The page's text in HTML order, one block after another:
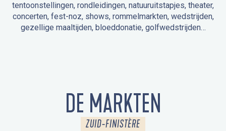
tentoonstellingen, rondleidingen, natuuruitstapjes, theater,
concerten, fest-noz, shows, rommelmarkten, wedstrijden,
gezellige maaltijden, bloeddonatie, golfwedstrijden…
DE MARKTEN
ZUID-FINISTÈRE